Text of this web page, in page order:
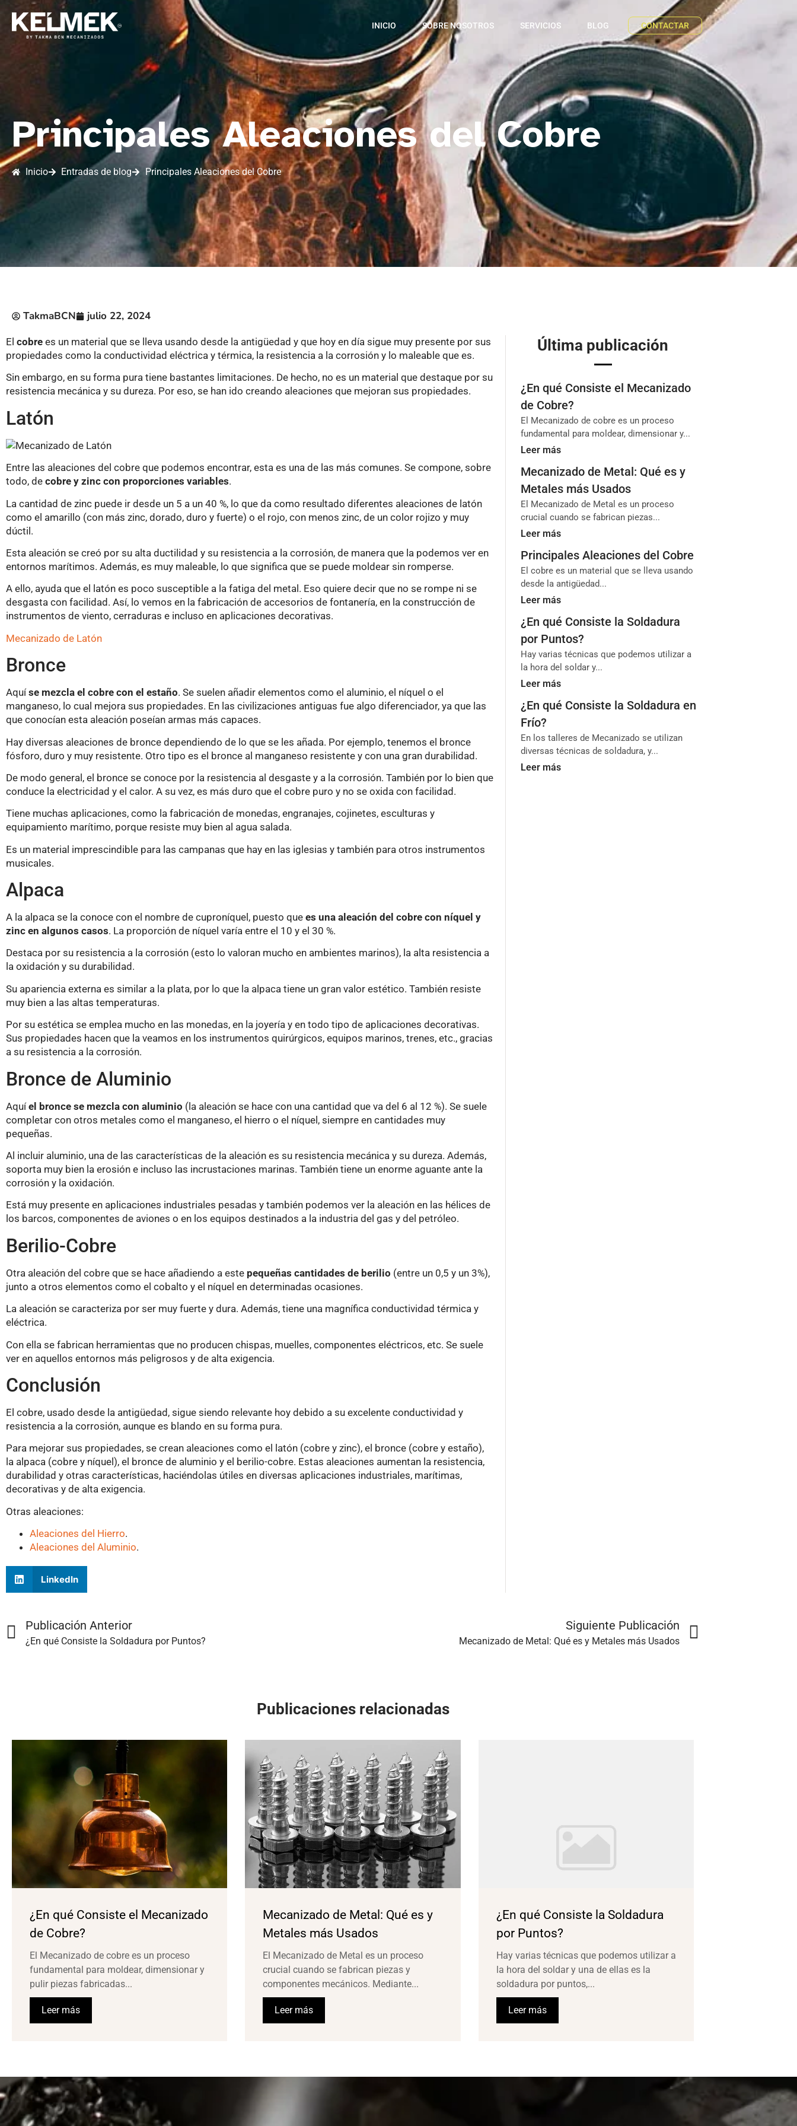
INICIO SOBRE NOSOTROS SERVICIOS BLOG CONTACTAR
Principales Aleaciones del Cobre
Inicio Entradas de blog Principales Aleaciones del Cobre
TakmaBCN julio 22, 2024
El cobre es un material que se lleva usando desde la antigüedad y que hoy en día sigue muy presente por sus
propiedades como la conductividad eléctrica y térmica, la resistencia a la corrosión y lo maleable que es.
Sin embargo, en su forma pura tiene bastantes limitaciones. De hecho, no es un material que destaque por su
resistencia mecánica y su dureza. Por eso, se han ido creando aleaciones que mejoran sus propiedades.
Latón
Entre las aleaciones del cobre que podemos encontrar, esta es una de las más comunes. Se compone, sobre
todo, de cobre y zinc con proporciones variables.
La cantidad de zinc puede ir desde un 5 a un 40 %, lo que da como resultado diferentes aleaciones de latón
como el amarillo (con más zinc, dorado, duro y fuerte) o el rojo, con menos zinc, de un color rojizo y muy
dúctil.
Esta aleación se creó por su alta ductilidad y su resistencia a la corrosión, de manera que la podemos ver en
entornos marítimos. Además, es muy maleable, lo que significa que se puede moldear sin romperse.
A ello, ayuda que el latón es poco susceptible a la fatiga del metal. Eso quiere decir que no se rompe ni se
desgasta con facilidad. Así, lo vemos en la fabricación de accesorios de fontanería, en la construcción de
instrumentos de viento, cerraduras e incluso en aplicaciones decorativas.
Mecanizado de Latón
Bronce
Aquíse mezcla el cobre con el estaño. Se suelen añadir elementos como el aluminio, el níquel o el
manganeso, lo cual mejora sus propiedades. En las civilizaciones antiguas fue algo diferenciador, ya que las
que conocían esta aleación poseían armas más capaces.
Hay diversas aleaciones de bronce dependiendo de lo que se les añada. Por ejemplo, tenemos el bronce
fósforo, duro y muy resistente. Otro tipo es el bronce al manganeso resistente y con una gran durabilidad.
De modo general, el bronce se conoce por la resistencia al desgaste y a la corrosión. También por lo bien que
conduce la electricidad y el calor. A su vez, es más duro que el cobre puro y no se oxida con facilidad.
Tiene muchas aplicaciones, como la fabricación de monedas, engranajes, cojinetes, esculturas y
equipamiento marítimo, porque resiste muy bien al agua salada.
Es un material imprescindible para las campanas que hay en las iglesias y también para otros instrumentos
musicales.
Alpaca
A la alpaca se la conoce con el nombre de cuproníquel, puesto que es una aleación del cobre con níquel y
zinc en algunos casos. La proporción de níquel varía entre el 10 y el 30 %.
Destaca por su resistencia a la corrosión (esto lo valoran mucho en ambientes marinos), la alta resistencia a
la oxidación y su durabilidad.
Su apariencia externa es similar a la plata, por lo que la alpaca tiene un gran valor estético. También resiste
muy bien a las altas temperaturas.
Por su estética se emplea mucho en las monedas, en la joyería y en todo tipo de aplicaciones decorativas.
Sus propiedades hacen que la veamos en los instrumentos quirúrgicos, equipos marinos, trenes, etc., gracias
a su resistencia a la corrosión.
Bronce de Aluminio
Aquíel bronce se mezcla con aluminio (la aleación se hace con una cantidad que va del 6 al 12 %). Se suele
completar con otros metales como el manganeso, el hierro o el níquel, siempre en cantidades muy
pequeñas.
Al incluir aluminio, una de las características de la aleación es su resistencia mecánica y su dureza. Además,
soporta muy bien la erosión e incluso las incrustaciones marinas. También tiene un enorme aguante ante la
corrosión y la oxidación.
Está muy presente en aplicaciones industriales pesadas y también podemos ver la aleación en las hélices de
los barcos, componentes de aviones o en los equipos destinados a la industria del gas y del petróleo.
Berilio-Cobre
Otra aleación del cobre que se hace añadiendo a este pequeñas cantidades de berilio (entre un 0,5 y un 3%),
junto a otros elementos como el cobalto y el níquel en determinadas ocasiones.
La aleación se caracteriza por ser muy fuerte y dura. Además, tiene una magnífica conductividad térmica y
eléctrica.
Con ella se fabrican herramientas que no producen chispas, muelles, componentes eléctricos, etc. Se suele
ver en aquellos entornos más peligrosos y de alta exigencia.
Conclusión
El cobre, usado desde la antigüedad, sigue siendo relevante hoy debido a su excelente conductividad y
resistencia a la corrosión, aunque es blando en su forma pura.
Para mejorar sus propiedades, se crean aleaciones como el latón (cobre y zinc), el bronce (cobre y estaño),
la alpaca (cobre y níquel), el bronce de aluminio y el berilio-cobre. Estas aleaciones aumentan la resistencia,
durabilidad y otras características, haciéndolas útiles en diversas aplicaciones industriales, marítimas,
decorativas y de alta exigencia.
Otras aleaciones:
Aleaciones del Hierro.
Aleaciones del Aluminio.
LinkedIn
Última publicación
¿En qué Consiste el Mecanizado
de Cobre?
El Mecanizado de cobre es un proceso
fundamental para moldear, dimensionar y...
Leer más
Mecanizado de Metal: Qué es y
Metales más Usados
El Mecanizado de Metal es un proceso
crucial cuando se fabrican piezas...
Leer más
Principales Aleaciones del Cobre
El cobre es un material que se lleva usando
desde la antigüedad...
Leer más
¿En qué Consiste la Soldadura
por Puntos?
Hay varias técnicas que podemos utilizar a
la hora del soldar y...
Leer más
¿En qué Consiste la Soldadura en
Frío?
En los talleres de Mecanizado se utilizan
diversas técnicas de soldadura, y...
Leer más
Publicación Anterior
¿En qué Consiste la Soldadura por Puntos?
Siguiente Publicación
Mecanizado de Metal: Qué es y Metales más Usados
Publicaciones relacionadas
¿En qué Consiste el Mecanizado
de Cobre?
El Mecanizado de cobre es un proceso
fundamental para moldear, dimensionar y
pulir piezas fabricadas...
Leer más
Mecanizado de Metal: Qué es y
Metales más Usados
El Mecanizado de Metal es un proceso
crucial cuando se fabrican piezas y
componentes mecánicos. Mediante...
Leer más
¿En qué Consiste la Soldadura
por Puntos?
Hay varias técnicas que podemos utilizar a
la hora del soldar y una de ellas es la
soldadura por puntos,...
Leer más